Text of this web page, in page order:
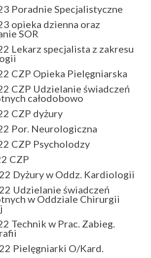
Poradnie Specjalistyczne
opieka dzienna oraz
SOR
Lekarz specjalista z zakresu
CZP Opieka Pielęgniarska
CZP Udzielanie świadczeń
całodobowo
CZP dyżury
Por. Neurologiczna
CZP Psycholodzy
CZP
Dyżury w Oddz. Kardiologii
Udzielanie świadczeń
w Oddziale Chirurgii
Technik w Prac. Zabieg.
Pielęgniarki O/Kard.